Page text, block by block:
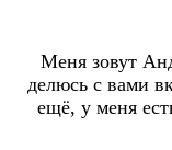
Меня зовут
делюсь с вами
ещё, у меня